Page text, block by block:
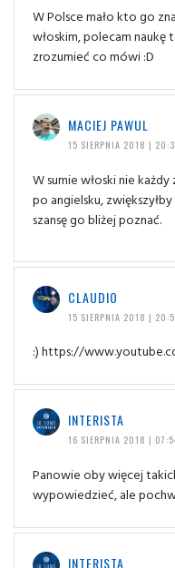
W Polsce mało kto go
włoskim, polecam
zrozumieć co mówi :D
MACIEJ PAWUL
15 SIERPNIA 2018 |
W sumie włoski nie
po angielsku,
szansę go bliżej poznać.
CLAUDIO
15 SIERPNIA 2018 |
:) https://
INTERISTA
16 SIERPNIA 2018 |
Panowie oby więcej
wypowiedzieć, ale
INTERISTA